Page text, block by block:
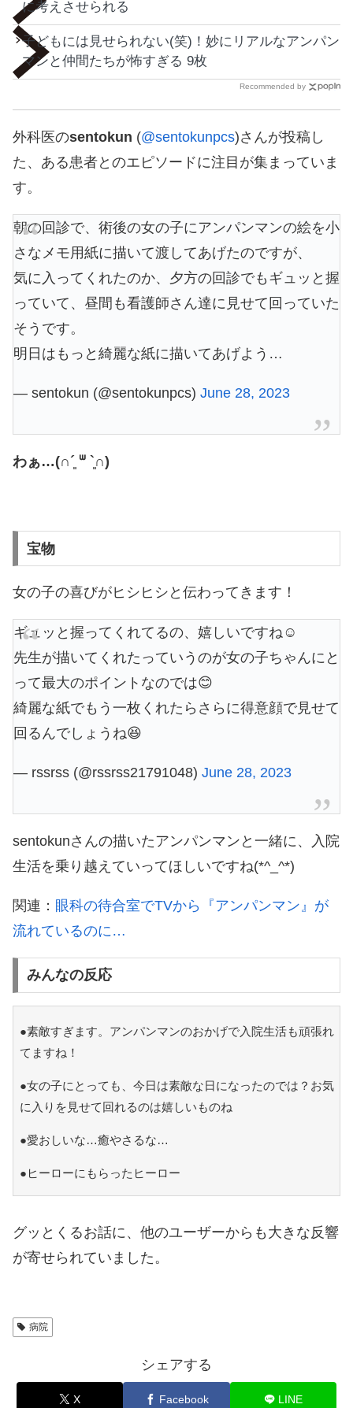
に考えさせられる
子どもには見せられない(笑)！妙にリアルなアンパン
マンと仲間たちが怖すぎる 9枚
Recommended by
外科医のsentokun (@sentokunpcs)さんが投稿し
た、ある患者とのエピソードに注目が集まっていま
す。
朝の回診で、術後の女の子にアンパンマンの絵を小
さなメモ用紙に描いて渡してあげたのですが、
気に入ってくれたのか、夕方の回診でもギュッと握
っていて、昼間も看護師さん達に見せて回っていた
そうです。
明日はもっと綺麗な紙に描いてあげよう…
— sentokun (@sentokunpcs) June 28, 2023
わぁ…(∩´͈ ᐜ `͈∩)
宝物
女の子の喜びがヒシヒシと伝わってきます！
ギュッと握ってくれてるの、嬉しいですね☺️
先生が描いてくれたっていうのが女の子ちゃんにと
って最大のポイントなのでは😊
綺麗な紙でもう一枚くれたらさらに得意顔で見せて
回るんでしょうね😆
— rssrss (@rssrss21791048) June 28, 2023
sentokunさんの描いたアンパンマンと一緒に、入院
生活を乗り越えていってほしいですね(*^_^*)
関連： 眼科の待合室でTVから『アンパンマン』が
流れているのに…
みんなの反応
●素敵すぎます。アンパンマンのおかげで入院生活も頑張れ
てますね！
●女の子にとっても、今日は素敵な日になったのでは？お気
に入りを見せて回れるのは嬉しいものね
●愛おしいな…癒やさるな…
●ヒーローにもらったヒーロー
グッとくるお話に、他のユーザーからも大きな反響
が寄せられていました。
病院
シェアする
X Facebook LINE